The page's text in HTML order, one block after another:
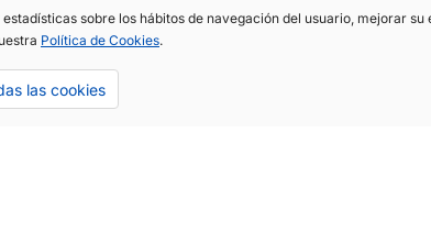
sobre los hábitos de navegación del usuario, mejorar
Política de Cookies.
las cookies